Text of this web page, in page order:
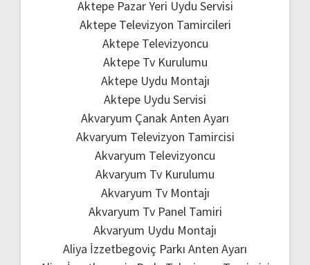
Aktepe Pazar Yeri Uydu Servisi
Aktepe Televizyon Tamircileri
Aktepe Televizyoncu
Aktepe Tv Kurulumu
Aktepe Uydu Montajı
Aktepe Uydu Servisi
Akvaryum Çanak Anten Ayarı
Akvaryum Televizyon Tamircisi
Akvaryum Televizyoncu
Akvaryum Tv Kurulumu
Akvaryum Tv Montajı
Akvaryum Tv Panel Tamiri
Akvaryum Uydu Montajı
Aliya İzzetbegoviç Parkı Anten Ayarı